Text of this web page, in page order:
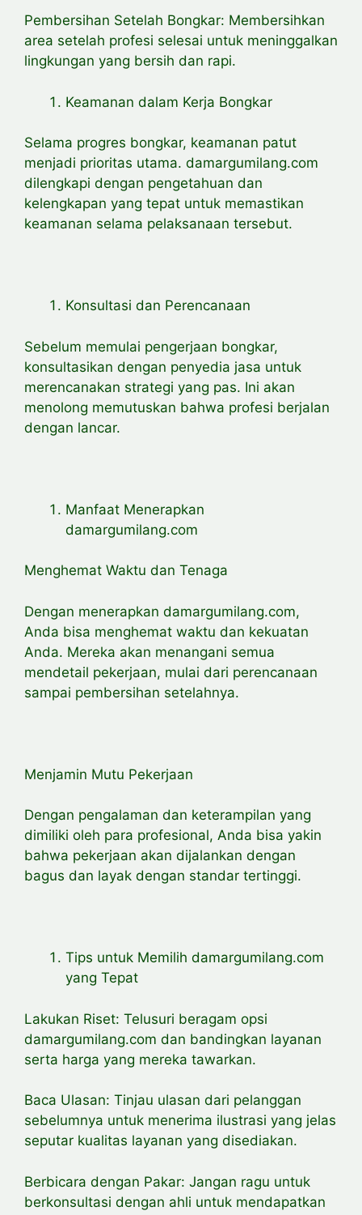
Pembersihan Setelah Bongkar: Membersihkan
area setelah profesi selesai untuk meninggalkan
lingkungan yang bersih dan rapi.
Keamanan dalam Kerja Bongkar
Selama progres bongkar, keamanan patut
menjadi prioritas utama. damargumilang.com
dilengkapi dengan pengetahuan dan
kelengkapan yang tepat untuk memastikan
keamanan selama pelaksanaan tersebut.
Konsultasi dan Perencanaan
Sebelum memulai pengerjaan bongkar,
konsultasikan dengan penyedia jasa untuk
merencanakan strategi yang pas. Ini akan
menolong memutuskan bahwa profesi berjalan
dengan lancar.
Manfaat Menerapkan
damargumilang.com
Menghemat Waktu dan Tenaga
Dengan menerapkan damargumilang.com,
Anda bisa menghemat waktu dan kekuatan
Anda. Mereka akan menangani semua
mendetail pekerjaan, mulai dari perencanaan
sampai pembersihan setelahnya.
Menjamin Mutu Pekerjaan
Dengan pengalaman dan keterampilan yang
dimiliki oleh para profesional, Anda bisa yakin
bahwa pekerjaan akan dijalankan dengan
bagus dan layak dengan standar tertinggi.
Tips untuk Memilih damargumilang.com
yang Tepat
Lakukan Riset: Telusuri beragam opsi
damargumilang.com dan bandingkan layanan
serta harga yang mereka tawarkan.
Baca Ulasan: Tinjau ulasan dari pelanggan
sebelumnya untuk menerima ilustrasi yang jelas
seputar kualitas layanan yang disediakan.
Berbicara dengan Pakar: Jangan ragu untuk
berkonsultasi dengan ahli untuk mendapatkan